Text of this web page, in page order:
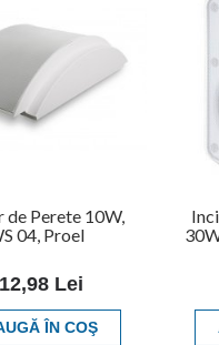
de Perete 10W,
04, Proel
Lei
ÎN COŞ